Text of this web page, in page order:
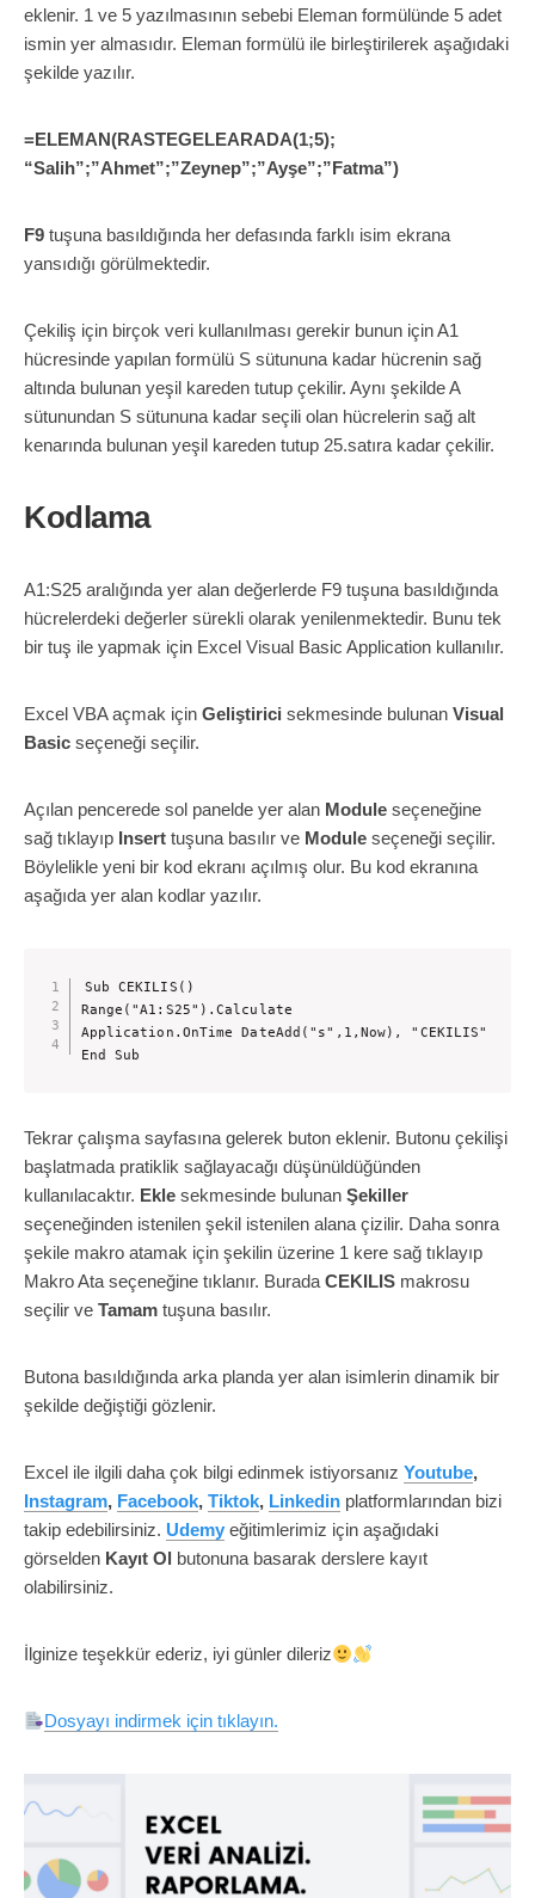
eklenir. 1 ve 5 yazılmasının sebebi Eleman formülünde 5 adet
ismin yer almasıdır. Eleman formülü ile birleştirilerek aşağıdaki
şekilde yazılır.
=ELEMAN(RASTEGELEARADA(1;5);
“Salih”;”Ahmet”;”Zeynep”;”Ayşe”;”Fatma”)
F9 tuşuna basıldığında her defasında farklı isim ekrana
yansıdığı görülmektedir.
Çekiliş için birçok veri kullanılması gerekir bunun için A1
hücresinde yapılan formülü S sütununa kadar hücrenin sağ
altında bulunan yeşil kareden tutup çekilir. Aynı şekilde A
sütunundan S sütununa kadar seçili olan hücrelerin sağ alt
kenarında bulunan yeşil kareden tutup 25.satıra kadar çekilir.
Kodlama
A1:S25 aralığında yer alan değerlerde F9 tuşuna basıldığında
hücrelerdeki değerler sürekli olarak yenilenmektedir. Bunu tek
bir tuş ile yapmak için Excel Visual Basic Application kullanılır.
Excel VBA açmak için Geliştirici sekmesinde bulunan Visual
Basic seçeneği seçilir.
Açılan pencerede sol panelde yer alan Module seçeneğine
sağ tıklayıp Insert tuşuna basılır ve Module seçeneği seçilir.
Böylelikle yeni bir kod ekranı açılmış olur. Bu kod ekranına
aşağıda yer alan kodlar yazılır.
Sub CEKILIS()
Range("A1:S25").Calculate
Application.OnTime DateAdd("s",1,Now), "CEKILIS"
End Sub
Tekrar çalışma sayfasına gelerek buton eklenir. Butonu çekilişi
başlatmada pratiklik sağlayacağı düşünüldüğünden
kullanılacaktır. Ekle sekmesinde bulunan Şekiller
seçeneğinden istenilen şekil istenilen alana çizilir. Daha sonra
şekile makro atamak için şekilin üzerine 1 kere sağ tıklayıp
Makro Ata seçeneğine tıklanır. Burada CEKILIS makrosu
seçilir ve Tamam tuşuna basılır.
Butona basıldığında arka planda yer alan isimlerin dinamik bir
şekilde değiştiği gözlenir.
Excel ile ilgili daha çok bilgi edinmek istiyorsanız Youtube,
Instagram, Facebook, Tiktok, Linkedin platformlarından bizi
takip edebilirsiniz. Udemy eğitimlerimiz için aşağıdaki
görselden Kayıt Ol butonuna basarak derslere kayıt
olabilirsiniz.
İlginize teşekkür ederiz, iyi günler dileriz
Dosyayı indirmek için tıklayın.